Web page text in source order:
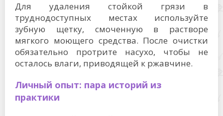
Для удаления стойкой грязи в
труднодоступных местах используйте
зубную щетку, смоченную в растворе
мягкого моющего средства. После очистки
обязательно протрите насухо, чтобы не
осталось влаги, приводящей к ржавчине.
Личный опыт: пара историй из
практики